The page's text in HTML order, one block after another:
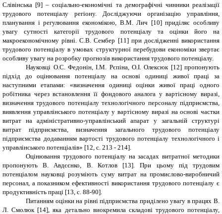
Слівінська [9] – соціально-економічні та демографічні чинники реалізації
трудового потенціалу регіону. Досліджуючи організацію управління,
планування і регулювання економікою, В.М. Лич [10] приділяє особливу
увагу сутності категорії трудового потенціалу та оцінки його на
макроекономічному рівні. С.В. Сембер [11]при дослідженні використання
трудового потенціалу в умовах структурної перебудови економіки звертає
особливу увагу на розробку прогнозів використання трудового потенціалу.
Науковці О.С. Федонін, І.М. Рєпіна, О.І. Олексюк [12] пропонують
підхід до оцінювання потенціалу на основі одиниці живої праці за
наступними етапами: «визначення одиниці оцінки живої праці одного
робітника через встановлення її фондового аналога у вартісному виразі,
визначення трудового потенціалу технологічного персоналу підприємства,
виявлення управлінського потенціалу у вартісному виразі на основі частки
витрат на адміністративно-управлінський апарат у загальній структурі
витрат підприємства, визначення загального трудового потенціалу
підприємства додаванням вартості трудового потенціалу технологічного і
управлінського потенціалів» [12, с. 213 - 214].
Оцінювання трудового потенціалу на засадах витратної методики
пропонують В. Авдєєнко,
В. Котлов [13].При цьому під трудовим
потенціалом науковці розуміють суму витрат на промислово-виробничий
персонал, а показником ефективності використання трудового потенціалу є
продуктивність праці [13, с. 88-90]
Питанням оцінки на рівні підприємства приділено увагу в працях В.
Л. Смолюк [14] , яка детально виокремила складові трудового потенціалу,